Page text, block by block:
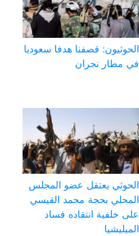
الحوثيون: قصفنا هدفا سعوديا
في مطار نجران
الحوثي يعتقل عضو المجلس
المحلي بحجة محمد القيسي
على خلفية انتقاده فساد
الميليشيا